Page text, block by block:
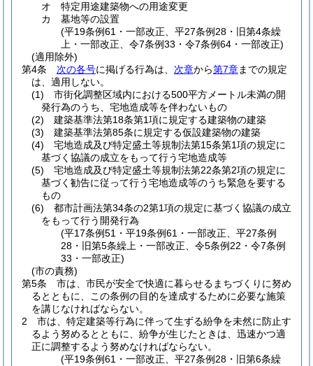
オ
特定用途建築物への用途変更
カ
墓地等の設置
(平19条例61・一部改正、平27条例28・旧第4条繰
上・一部改正、令7条例33・令7条例64・一部改正)
(適用除外)
第4条
次の各号に掲げる行為は、 次章から第7章までの規定
は、適用しない。
(1)
市街化調整区域内における500平方メートル未満の開
発行為のうち、宅地造成等を伴わないもの
(2)
建築基準法第18条第1項に規定する建築物の建築
(3)
建築基準法第85条に規定する仮設建築物の建築
(4)
宅地造成及び特定盛土等規制法第15条第1項の規定に
基づく協議の成立をもって行う宅地造成等
(5)
宅地造成及び特定盛土等規制法第22条第2項の規定に
基づく勧告に従って行う宅地造成等のうち緊急を要する
もの
(6)
都市計画法第34条の2第1項の規定に基づく協議の成立
をもって行う開発行為
(平17条例51・平19条例61・一部改正、平27条例
28・旧第5条繰上・一部改正、令5条例22・令7条例
33・一部改正)
(市の責務)
第5条
市は、市民が安全で快適に暮らせるまちづくりに努め
るとともに、この条例の目的を達成するために必要な施策
を講じなければならない。
2
市は、特定建築等行為に伴って生ずる紛争を未然に防止す
るよう努めるとともに、紛争が生じたときは、迅速かつ適
正に調整するよう努めなければならない。
(平19条例61・一部改正、平27条例28・旧第6条繰